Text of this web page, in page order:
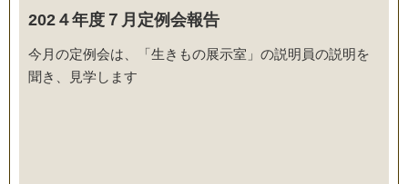
202４年度７月定例会報告
今月の定例会は、「生きもの展示室」の説明員の説明を
聞き、見学します